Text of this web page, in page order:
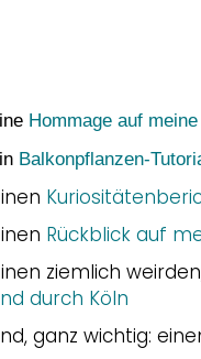
Hommage auf
Balkonpflanzen-
Rückblick auf
ziemlich
durch Köln
ganz wichtig: